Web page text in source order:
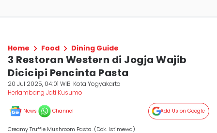
Home Food Dining Guide
3 Restoran Western di Jogja Wajib
Dicicipi Pencinta Pasta
20 Jul 2025, 04:01 WIB Kota Yogyakarta
Herlambang Jati Kusumo
News Channel Add Us on Google
Creamy Truffle Mushroom Pasta. (Dok. Istimewa)